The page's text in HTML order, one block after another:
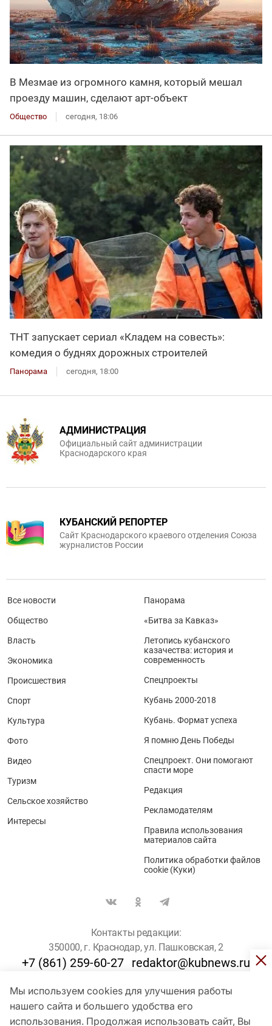
В Мезмае из огромного камня, который мешал
проезду машин, сделают арт-объект
Общество сегодня, 18:06
ТНТ запускает сериал «Кладем на совесть»:
комедия о буднях дорожных строителей
Панорама сегодня, 18:00
Мы используем cookies для улучшения работы
нашего сайта и большего удобства его
использования. Продолжая использовать сайт, Вы
АДМИНИСТРАЦИЯ
Официальный сайт администрации
Краснодарского края
КУБАНСКИЙ РЕПОРТЕР
Сайт Краснодарского краевого отделения Союза
журналистов России
Все новости
Общество
Власть
Экономика
Происшествия
Спорт
Культура
Фото
Видео
Туризм
Сельское хозяйство
Интересы
Панорама
«Битва за Кавказ»
Летопись кубанского
казачества: история и
современность
Спецпроекты
Кубань 2000-2018
Кубань. Формат успеха
Я помню День Победы
Спецпроект. Они помогают
спасти море
Редакция
Рекламодателям
Правила использования
материалов сайта
Политика обработки файлов
cookie (Куки)
Контакты редакции:
350000, г. Краснодар, ул. Пашковская, 2
+7 (861) 259-60-27 redaktor@kubnews.ru
Для пользователей старше 16 лет
© Кубанские Новости, 2017